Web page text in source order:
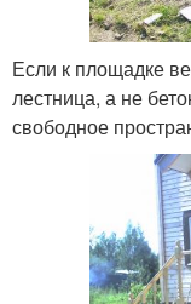
Если к площадке
лестница, а не
свободное